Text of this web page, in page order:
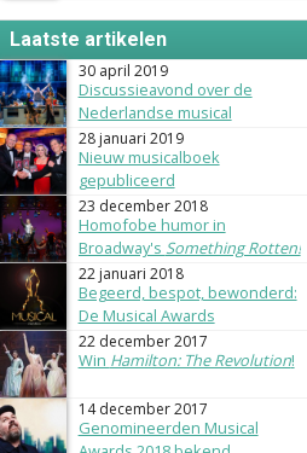
Laatste artikelen
30 april 2019
Discussieavond over de
Nederlandse musical
28 januari 2019
Nieuw musicalboek
gepubliceerd
23 december 2018
Homofobe humor in
Broadway's Something Rotten!
22 januari 2018
Begeerd, bespot, bewonderd:
De Musical Awards
22 december 2017
Win Hamilton: The Revolution!
14 december 2017
Genomineerden Musical